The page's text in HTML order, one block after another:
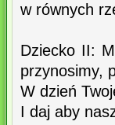
w równych
Dziecko II:
przynosimy,
W dzień
I daj aby